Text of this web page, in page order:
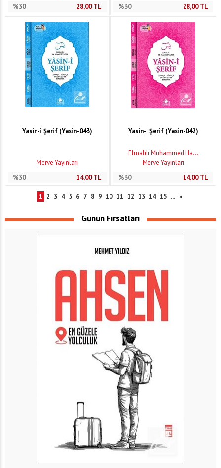
%30
28,00TL
%30
28,00TL
Yasin-i Şerif (Yasin-043)
Merve Yayınları
%30
14,00TL
Yasin-i Şerif (Yasin-042)
Elmalılı Muhammed Ha...
Merve Yayınları
%30
14,00TL
1 2 3 4 5 6 7 8 9 10 11 12 13 14 15 ... »
Günün Fırsatları